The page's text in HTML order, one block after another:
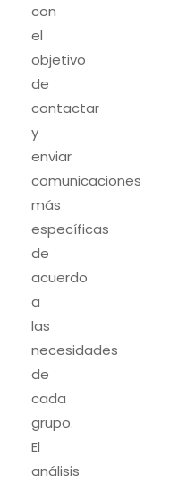
con
el
objetivo
de
contactar
y
enviar
comunicaciones
más
específicas
de
acuerdo
a
las
necesidades
de
cada
grupo.
El
análisis